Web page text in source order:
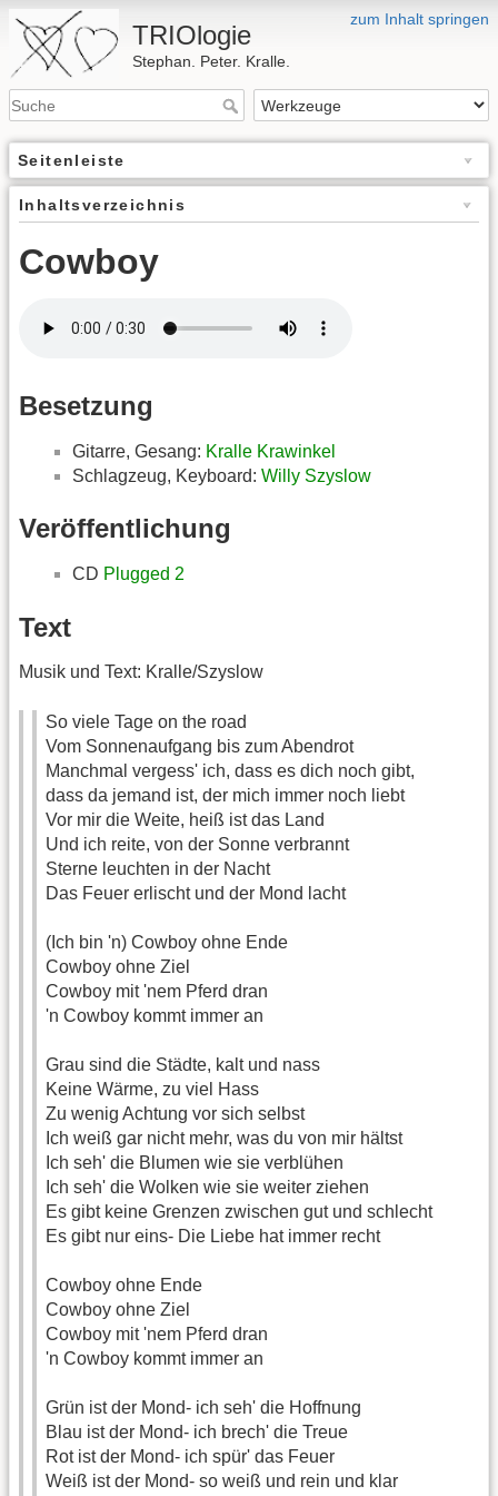
zum Inhalt springen
TRIOlogie
Stephan. Peter. Kralle.
Seitenleiste
Inhaltsverzeichnis
Cowboy
Besetzung
Gitarre, Gesang: Kralle Krawinkel
Schlagzeug, Keyboard: Willy Szyslow
Veröffentlichung
CD Plugged 2
Text
Musik und Text: Kralle/Szyslow
So viele Tage on the road
Vom Sonnenaufgang bis zum Abendrot
Manchmal vergess' ich, dass es dich noch gibt,
dass da jemand ist, der mich immer noch liebt
Vor mir die Weite, heiß ist das Land
Und ich reite, von der Sonne verbrannt
Sterne leuchten in der Nacht
Das Feuer erlischt und der Mond lacht
(Ich bin 'n) Cowboy ohne Ende
Cowboy ohne Ziel
Cowboy mit 'nem Pferd dran
'n Cowboy kommt immer an
Grau sind die Städte, kalt und nass
Keine Wärme, zu viel Hass
Zu wenig Achtung vor sich selbst
Ich weiß gar nicht mehr, was du von mir hältst
Ich seh' die Blumen wie sie verblühen
Ich seh' die Wolken wie sie weiter ziehen
Es gibt keine Grenzen zwischen gut und schlecht
Es gibt nur eins- Die Liebe hat immer recht
Cowboy ohne Ende
Cowboy ohne Ziel
Cowboy mit 'nem Pferd dran
'n Cowboy kommt immer an
Grün ist der Mond- ich seh' die Hoffnung
Blau ist der Mond- ich brech' die Treue
Rot ist der Mond- ich spür' das Feuer
Weiß ist der Mond- so weiß und rein und klar